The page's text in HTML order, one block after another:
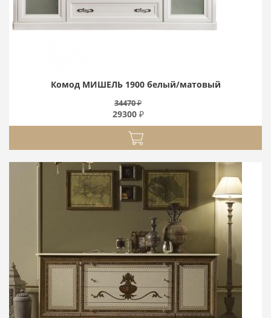
Комод МИШЕЛЬ 1900 белый/матовый
34470 ₽
29300 ₽